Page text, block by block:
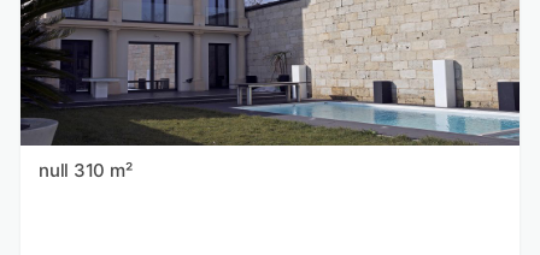
null 310 m²